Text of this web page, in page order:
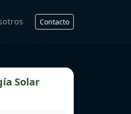
Contacto
Solar